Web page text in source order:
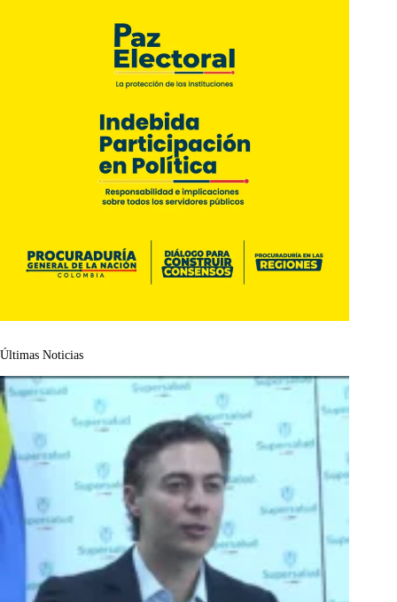
Últimas Noticias